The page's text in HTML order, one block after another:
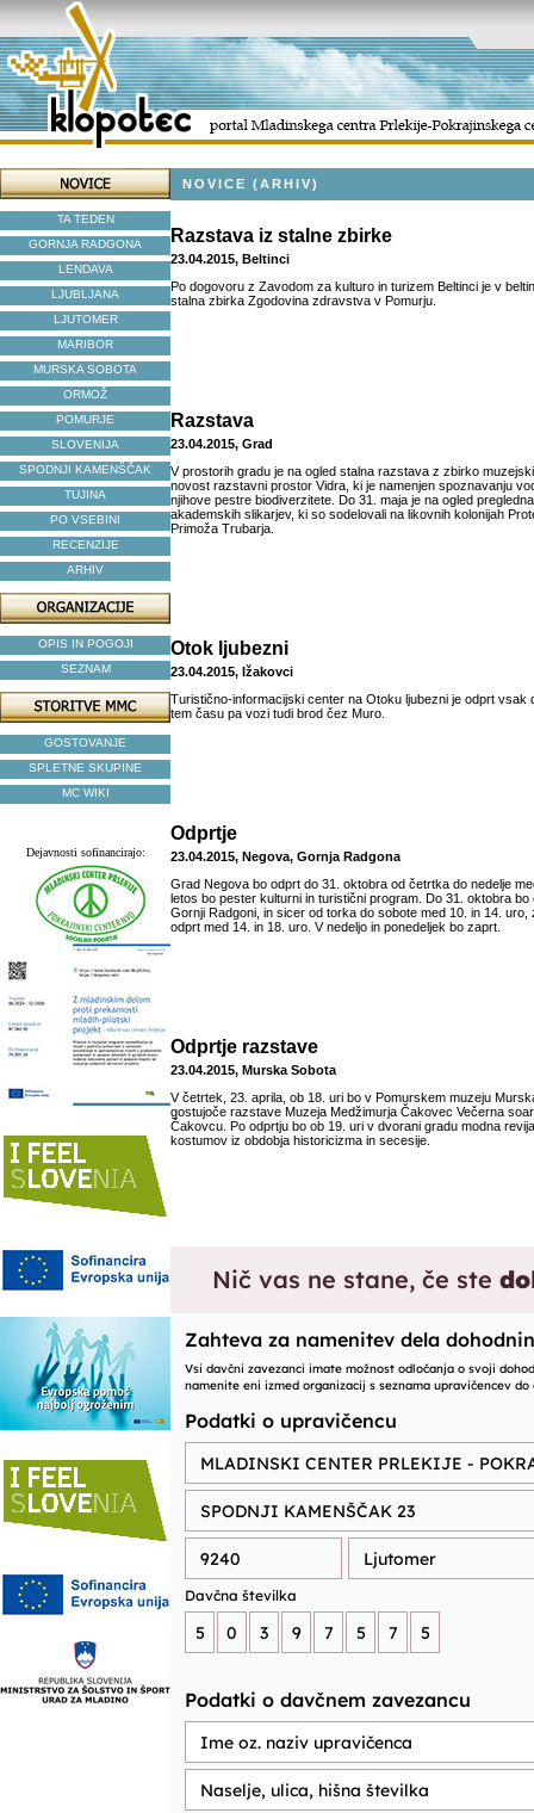
TA TEDEN
GORNJA RADGONA
LENDAVA
LJUBLJANA
LJUTOMER
MARIBOR
MURSKA SOBOTA
ORMOŽ
POMURJE
SLOVENIJA
SPODNJI KAMENŠČAK
TUJINA
PO VSEBINI
RECENZIJE
ARHIV
OPIS IN POGOJI
SEZNAM
GOSTOVANJE
SPLETNE SKUPINE
MC WIKI
Dejavnosti sofinancirajo:
NOVICE (ARHIV)
Razstava iz stalne zbirke
23.04.2015, Beltinci
Po dogovoru z Zavodom za kulturo in turizem Beltinci je v
stalna zbirka Zgodovina zdravstva v Pomurju.
Razstava
23.04.2015, Grad
V prostorih gradu je na ogled stalna razstava z zbirko
novost razstavni prostor Vidra, ki je namenjen spoznavanju
njihove pestre biodiverzitete. Do 31. maja je na ogled
akademskih slikarjev, ki so sodelovali na likovnih kolonijah
Primoža Trubarja.
Otok ljubezni
23.04.2015, Ižakovci
Turistično-informacijski center na Otoku ljubezni je odprt vsak
tem času pa vozi tudi brod čez Muro.
Odprtje
23.04.2015, Negova, Gornja Radgona
Grad Negova bo odprt do 31. oktobra od četrtka do nedelje
letos bo pester kulturni in turistični program. Do 31. oktobra bo
Gornji Radgoni, in sicer od torka do sobote med 10. in 14. uro,
odprt med 14. in 18. uro. V nedeljo in ponedeljek bo zaprt.
Odprtje razstave
23.04.2015, Murska Sobota
V četrtek, 23. aprila, ob 18. uri bo v Pomurskem muzeju
gostujoče razstave Muzeja Medžimurja Čakovec Večerna
Čakovcu. Po odprtju bo ob 19. uri v dvorani gradu modna
kostumov iz obdobja historicizma in secesije.